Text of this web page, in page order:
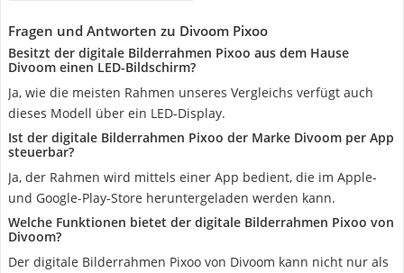
Fragen und Antworten zu Divoom Pixoo
Besitzt der digitale Bilderrahmen Pixoo aus dem Hause
Divoom einen LED-Bildschirm?
Ja, wie die meisten Rahmen unseres Vergleichs verfügt auch
dieses Modell über ein LED-Display.
Ist der digitale Bilderrahmen Pixoo der Marke Divoom per App
steuerbar?
Ja, der Rahmen wird mittels einer App bedient, die im Apple-
und Google-Play-Store heruntergeladen werden kann.
Welche Funktionen bietet der digitale Bilderrahmen Pixoo von
Divoom?
Der digitale Bilderrahmen Pixoo von Divoom kann nicht nur als